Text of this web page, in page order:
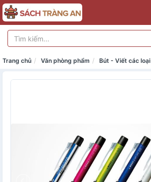
Trang chủ Văn phòng phẩm Bút - Viết các loại